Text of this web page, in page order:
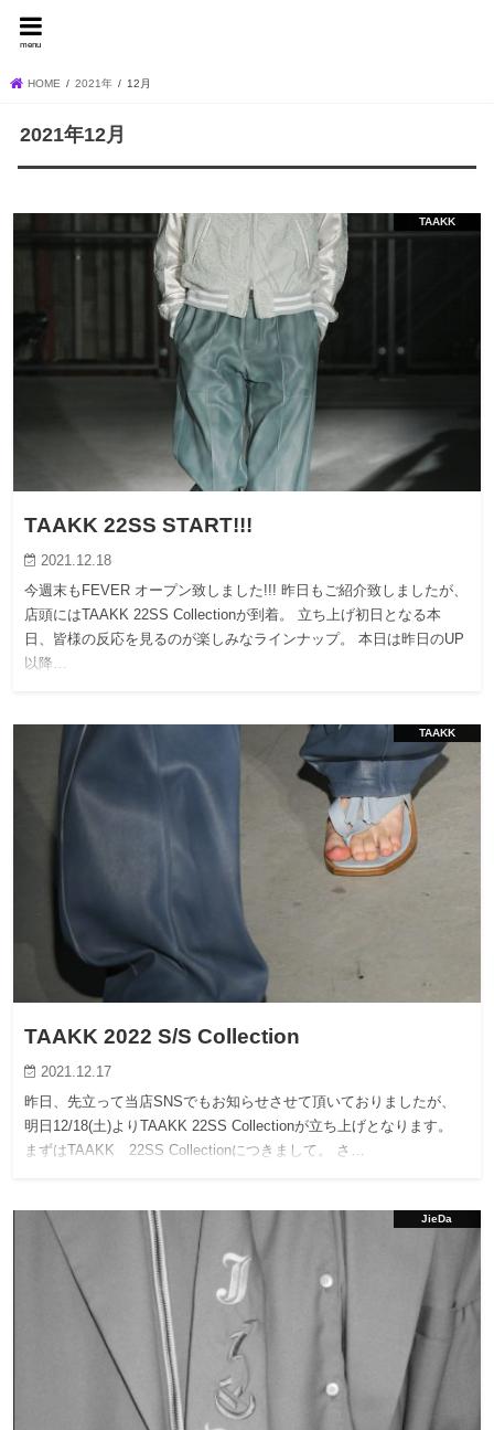
menu
HOME 2021年 12月
2021年12月
TAAKK
TAAKK 22SS START!!!
2021.12.18
今週末もFEVER オープン致しました!!! 昨日もご紹介致しましたが、
店頭にはTAAKK 22SS Collectionが到着。 立ち上げ初日となる本
日、皆様の反応を見るのが楽しみなラインナップ。 本日は昨日のUP
以降…
TAAKK
TAAKK 2022 S/S Collection
2021.12.17
昨日、先立って当店SNSでもお知らせさせて頂いておりましたが、
明日12/18(土)よりTAAKK 22SS Collectionが立ち上げとなります。
まずはTAAKK 22SS Collectionにつきまして。 さ…
JieDa